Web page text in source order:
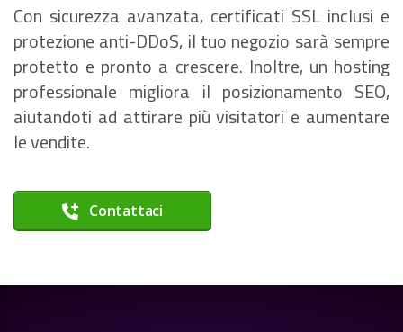
Con sicurezza avanzata, certificati SSL inclusi e
protezione anti-DDoS, il tuo negozio sarà sempre
protetto e pronto a crescere. Inoltre, un hosting
professionale migliora il posizionamento SEO,
aiutandoti ad attirare più visitatori e aumentare
le vendite.
Contattaci